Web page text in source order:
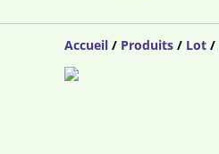
Accueil / Produits / Lot /